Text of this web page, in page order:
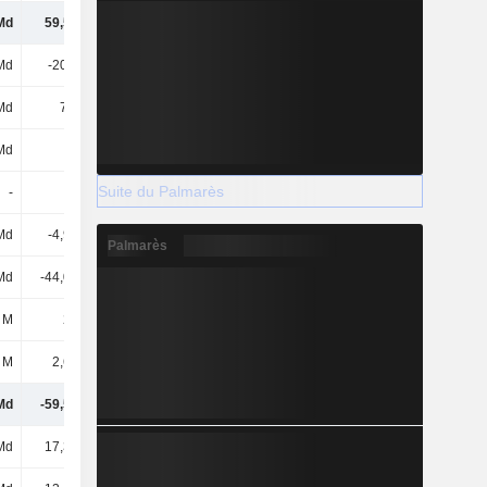
59,52 Md
-20,5 Md
7,1 Md
- - -
-4,98 Md -618 M
-44,02 Md
225 M
2,63 Md
-59,54 Md
17,34 Md
Suite du Palmarès
Palmarès